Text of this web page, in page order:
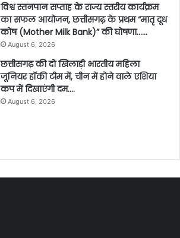
विश्व स्तनपान सप्ताह के राज्य स्तरीय कार्यक्रम
का सफल आयोजन, छत्तीसगढ़ के प्रथम “मातृ दूध
कोष (Mother Milk Bank)” की घोषणा……
August 6, 2026
छत्तीसगढ़ की दो खिलाड़ी भारतीय महिला
जूनियर हॉकी टीम में, चीन में होने वाले एशिया
कप में दिखाएंगी दम….
August 6, 2026